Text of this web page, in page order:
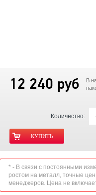
12 240 руб
В
Количество:
* - В связи с постоянными
ростом на металл, точные
менеджеров. Цена не